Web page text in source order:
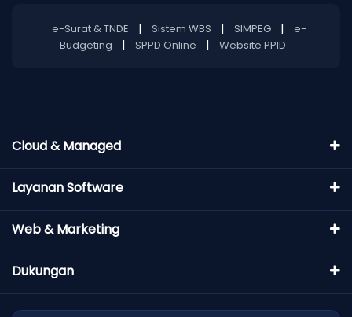
e-Surat & TNDE | Sistem WBS | SIMPEG |
e-
Budgeting
| SPPD Online | Website PPID
Cloud & Managed
Layanan Software
Web & Marketing
Dukungan